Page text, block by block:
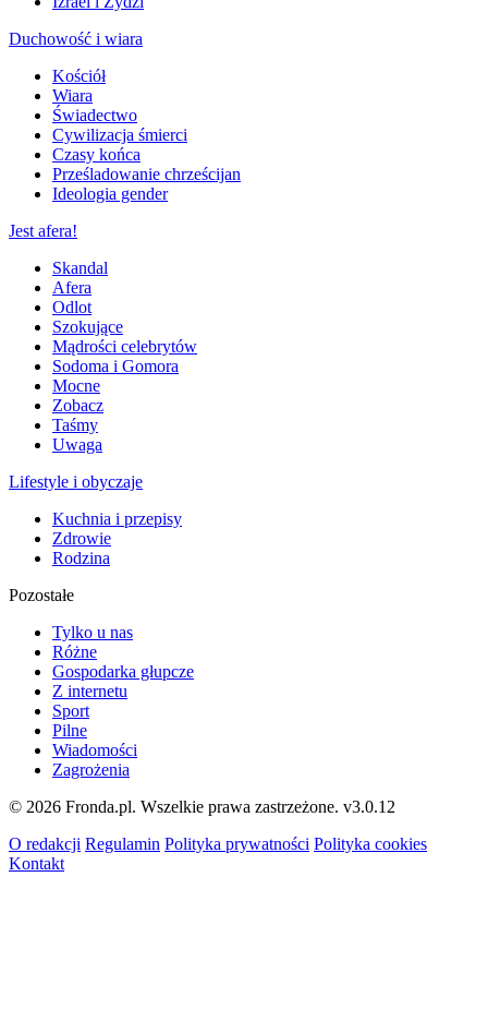
Duchowość i wiara
Kościół
Wiara
Świadectwo
Cywilizacja śmierci
Czasy końca
Prześladowanie chrześcijan
Ideologia gender
Jest afera!
Skandal
Afera
Odlot
Szokujące
Mądrości celebrytów
Sodoma i Gomora
Mocne
Zobacz
Taśmy
Uwaga
Lifestyle i obyczaje
Kuchnia i przepisy
Zdrowie
Rodzina
Pozostałe
Tylko u nas
Różne
Gospodarka głupcze
Z internetu
Sport
Pilne
Wiadomości
Zagrożenia
© 2026 Fronda.pl. Wszelkie prawa zastrzeżone. v3.0.12
O redakcji Regulamin Polityka prywatności Polityka cookies
Kontakt